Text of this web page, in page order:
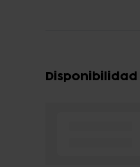
Disponibilidad